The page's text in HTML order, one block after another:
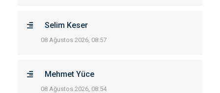
Selim Keser
08 Ağustos 2026, 08:57
Mehmet Yüce
08 Ağustos 2026, 08:54